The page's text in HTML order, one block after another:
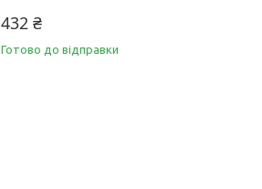
432 ₴
Готово до відправки